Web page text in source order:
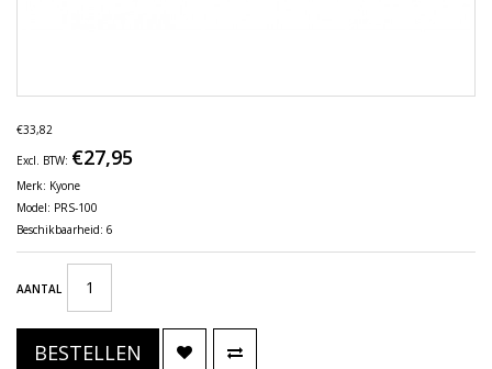
€33,82
Excl. BTW: €27,95
Merk: Kyone
Model: PRS-100
Beschikbaarheid: 6
AANTAL
BESTELLEN